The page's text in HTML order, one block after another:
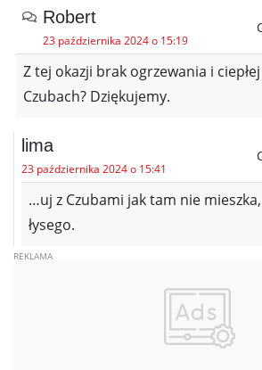
Robert
23 października 2024 o 15:19
Z tej okazji brak ogrzewania i
Czubach? Dziękujemy.
lima
23 października 2024 o 15:41
…uj z Czubami jak tam nie
łysego.